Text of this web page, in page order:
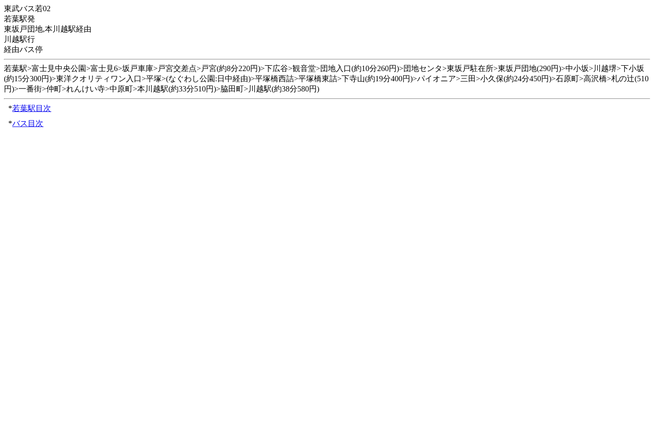
東武バス若02
若葉駅発
東坂戸団地,本川越駅経由
川越駅行
経由バス停
若葉駅>富士見中央公園>富士見6>坂戸車庫>戸宮交差点>戸宮(約8分220円)>下広谷>観音堂>団地入口(約10分260円)>団地センタ>東坂戸駐在所>東坂戸団地(290円)>中小坂>川越堺>下小坂
(約15分300円)>東洋クオリティワン入口>平塚>(なぐわし公園:日中経由)>平塚橋西詰>平塚橋東詰>下寺山(約19分400円)>パイオニア>三田>小久保(約24分450円)>石原町>高沢橋>札の辻(510
円)>一番街>仲町>れんけい寺>中原町>本川越駅(約33分510円)>脇田町>川越駅(約38分580円)
*若葉駅目次
*バス目次